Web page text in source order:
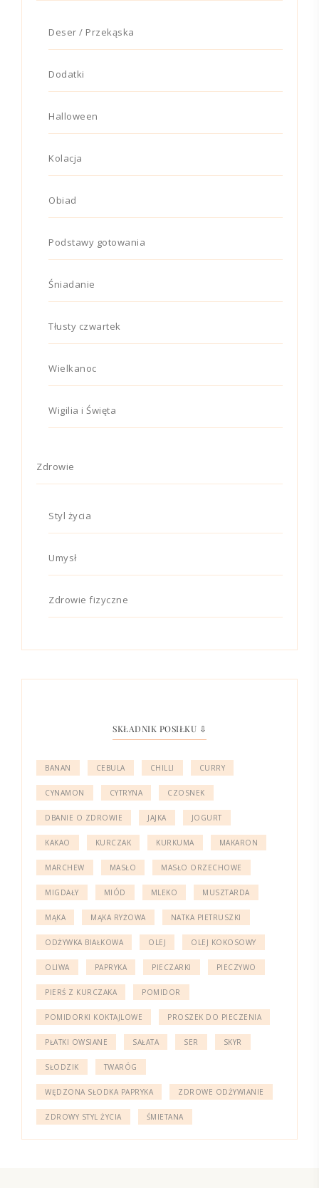
Deser / Przekąska
Dodatki
Halloween
Kolacja
Obiad
Podstawy gotowania
Śniadanie
Tłusty czwartek
Wielkanoc
Wigilia i Święta
Zdrowie
Styl życia
Umysł
Zdrowie fizyczne
SKŁADNIK POSIŁKU ⇩
BANAN CEBULA CHILLI CURRY
CYNAMON CYTRYNA CZOSNEK
DBANIE O ZDROWIE JAJKA JOGURT
KAKAO KURCZAK KURKUMA MAKARON
MARCHEW MASŁO MASŁO ORZECHOWE
MIGDAŁY MIÓD MLEKO MUSZTARDA
MĄKA MĄKA RYŻOWA NATKA PIETRUSZKI
ODŻYWKA BIAŁKOWA OLEJ OLEJ KOKOSOWY
OLIWA PAPRYKA PIECZARKI PIECZYWO
PIERŚ Z KURCZAKA POMIDOR
POMIDORKI KOKTAJLOWE PROSZEK DO PIECZENIA
PŁATKI OWSIANE SAŁATA SER SKYR
SŁODZIK TWARÓG
WĘDZONA SŁODKA PAPRYKA ZDROWE ODŻYWIANIE
ZDROWY STYL ŻYCIA ŚMIETANA